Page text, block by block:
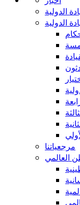
الدولية
الدولية
مرجعياتنا
العالمي